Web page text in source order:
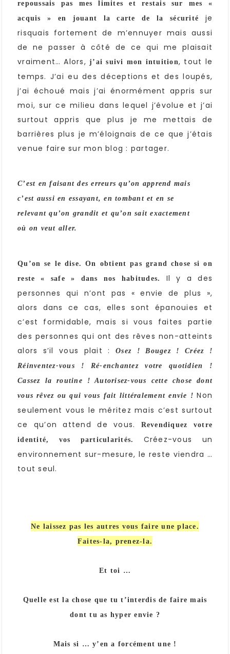
repoussais pas mes limites et restais sur mes «
acquis » en jouant la carte de la sécurité
je
risquais fortement de m’ennuyer mais aussi
de ne passer à côté de ce qui me plaisait
vraiment… Alors,j’ai suivi mon intuition, tout le
temps. J’ai eu des déceptions et des loupés,
j’ai échoué mais j’ai énormément appris sur
moi, sur ce milieu dans lequel j’évolue et j’ai
surtout appris que plus je me mettais de
barrières plus je m’éloignais de ce que j’étais
venue faire sur mon blog : partager.
C’est en faisant des erreurs qu’on apprend mais
c’est aussi en essayant, en tombant et en se
relevant qu’on grandit et qu’on sait exactement
où on veut aller.
Qu’on se le dise. On obtient pas grand chose si on
reste « safe » dans nos habitudes.
Il y a des
personnes qui n’ont pas « envie de plus »,
alors dans ce cas, elles sont épanouies et
c’est formidable, mais si vous faites partie
des personnes qui ont des rêves non-atteints
alors s’il vous plait :Osez ! Bougez ! Créez !
Réinventez-vous ! Ré-enchantez votre quotidien !
Cassez la routine ! Autorisez-vous cette chose dont
vous rêvez ou qui vous fait littéralement envie ! Non
seulement vous le méritez mais c’est surtout
ce qu’on attend de vous.
Revendiquez votre
identité, vos particularités.
Créez-vous un
environnement sur-mesure, le reste viendra …
tout seul.
Ne laissez pas les autres vous faire une place.
Faites-la, prenez-la.
Et toi …
Quelle est la chose que tu t’interdis de faire mais
dont tu as hyper envie ?
Mais si … y’en a forcément une !